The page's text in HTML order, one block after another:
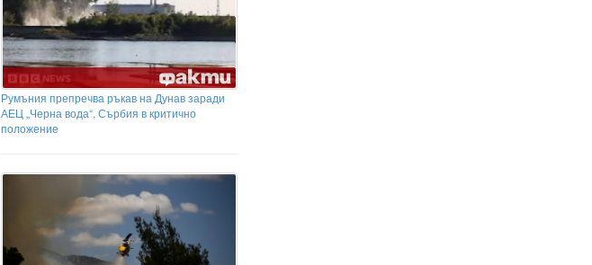
Румъния препречва ръкав на Дунав заради
АЕЦ „Черна вода“, Сърбия в критично
положение